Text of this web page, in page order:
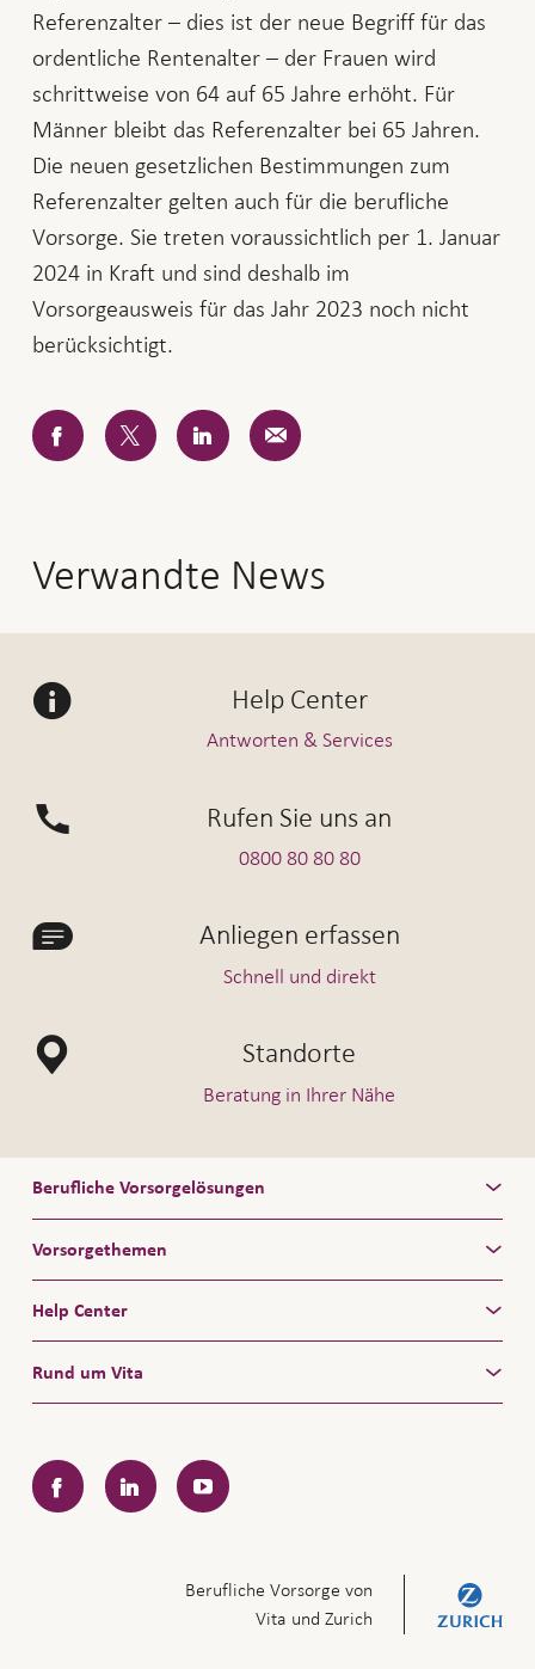
Referenzalter – dies ist der neue Begriff für das
ordentliche Rentenalter – der Frauen wird
schrittweise von 64 auf 65 Jahre erhöht. Für
Männer bleibt das Referenzalter bei 65 Jahren.
Die neuen gesetzlichen Bestimmungen zum
Referenzalter gelten auch für die berufliche
Vorsorge. Sie treten voraussichtlich per 1. Januar
2024 in Kraft und sind deshalb im
Vorsorgeausweis für das Jahr 2023 noch nicht
berücksichtigt.
FacebookTwitter LinkedIn
E-
Mail
Verwandte News
Help Center
Antworten & Services
Rufen Sie uns an
0800 80 80 80
Anliegen erfassen
Schnell und direkt
Standorte
Beratung in Ihrer Nähe
Berufliche Vorsorgelösungen
Vorsorgethemen
Help Center
Rund um Vita
FacebookLinkedInYouTube
Berufliche Vorsorge von
Vita und Zurich